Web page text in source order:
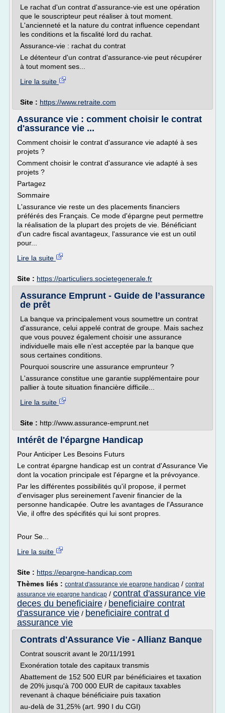
Le rachat d'un contrat d'assurance-vie est une opération
que le souscripteur peut réaliser à tout moment.
L'ancienneté et la nature du contrat influence cependant
les conditions et la fiscalité lord du rachat.
Assurance-vie : rachat du contrat
Le détenteur d'un contrat d'assurance-vie peut récupérer
à tout moment ses...
Lire la suite
Site : https://www.retraite.com
Assurance vie : comment choisir le contrat
d'assurance vie ...
Comment choisir le contrat d'assurance vie adapté à ses
projets ?
Comment choisir le contrat d'assurance vie adapté à ses
projets ?
Partagez
Sommaire
L'assurance vie reste un des placements financiers
préférés des Français. Ce mode d'épargne peut permettre
la réalisation de la plupart des projets de vie. Bénéficiant
d'un cadre fiscal avantageux, l'assurance vie est un outil
pour...
Lire la suite
Site : https://particuliers.societegenerale.fr
Assurance Emprunt - Guide de l’assurance
de prêt
La banque va principalement vous soumettre un contrat
d'assurance, celui appelé contrat de groupe. Mais sachez
que vous pouvez également choisir une assurance
individuelle mais elle n'est acceptée par la banque que
sous certaines conditions.
Pourquoi souscrire une assurance emprunteur ?
L'assurance constitue une garantie supplémentaire pour
pallier à toute situation financière difficile...
Lire la suite
Site : http://www.assurance-emprunt.net
Intérêt de l'épargne Handicap
Pour Anticiper Les Besoins Futurs
Le contrat épargne handicap est un contrat d'Assurance Vie
dont la vocation principale est l'épargne et la prévoyance.
Par les différentes possibilités qu'il propose, il permet
d'envisager plus sereinement l'avenir financier de la
personne handicapée. Outre les avantages de l'Assurance
Vie, il offre des spécifités qui lui sont propres.
Pour Se...
Lire la suite
Site : https://epargne-handicap.com
Thèmes liés : contrat d'assurance vie epargne handicap / contrat
assurance vie epargne handicap / contrat d'assurance vie
deces du beneficiaire / beneficiaire contrat
d'assurance vie / beneficiaire contrat d
assurance vie
Contrats d'Assurance Vie - Allianz Banque
Contrat souscrit avant le 20/11/1991
Exonération totale des capitaux transmis
Abattement de 152 500 EUR par bénéficiaires et taxation
de 20% jusqu'à 700 000 EUR de capitaux taxables
revenant à chaque bénéficiaire puis taxation
au-delà de 31,25% (art. 990 I du CGI)